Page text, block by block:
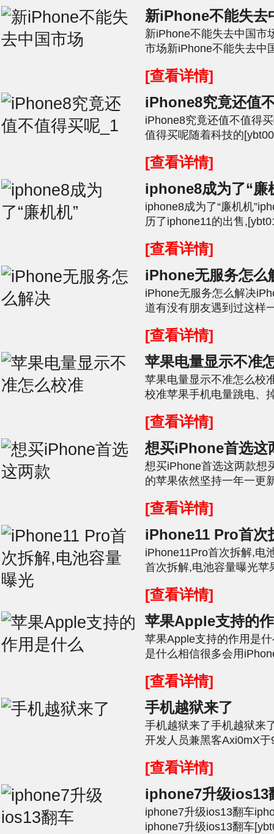
新iPhone不能失去
新iPhone不能失去中国市
市场新iPhone不能失去中
[查看详情]
iPhone8究竟还值
iPhone8究竟还值不值得
值得买呢随着科技的
[查看详情]
iphone8成为了“廉
iphone8成为了“廉机机
历了iphone11的出售
[查看详情]
iPhone无服务怎么
iPhone无服务怎么解决
道有没有朋友遇到过这样
[查看详情]
苹果电量显示不准
苹果电量显示不准怎么校
校准苹果手机电量跳电、
[查看详情]
想买iPhone首选这
想买iPhone首选这两款想
的苹果依然坚持一年一更
[查看详情]
iPhone11 Pro首次
iPhone11Pro首次拆解,电
首次拆解,电池容量曝光苹
[查看详情]
苹果Apple支持的
苹果Apple支持的作用是
是什么相信很多会用
[查看详情]
手机越狱来了
手机越狱来了手机越狱来
开发人员兼黑客Axi0mX
[查看详情]
iphone7升级ios13
iphone7升级ios13翻车
iphone7升级ios13翻车